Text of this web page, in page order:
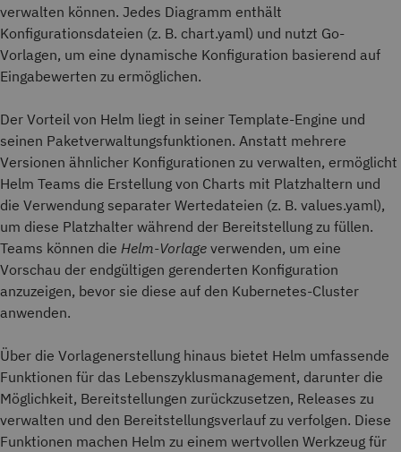
verwalten können. Jedes Diagramm enthält
Konfigurationsdateien (z. B. chart.yaml) und nutzt Go-
Vorlagen, um eine dynamische Konfiguration basierend auf
Eingabewerten zu ermöglichen.
Der Vorteil von Helm liegt in seiner Template-Engine und
seinen Paketverwaltungsfunktionen. Anstatt mehrere
Versionen ähnlicher Konfigurationen zu verwalten, ermöglicht
Helm Teams die Erstellung von Charts mit Platzhaltern und
die Verwendung separater Wertedateien (z. B. values.yaml),
um diese Platzhalter während der Bereitstellung zu füllen.
Teams können die Helm-Vorlage verwenden, um eine
Vorschau der endgültigen gerenderten Konfiguration
anzuzeigen, bevor sie diese auf den Kubernetes-Cluster
anwenden.
Über die Vorlagenerstellung hinaus bietet Helm umfassende
Funktionen für das Lebenszyklusmanagement, darunter die
Möglichkeit, Bereitstellungen zurückzusetzen, Releases zu
verwalten und den Bereitstellungsverlauf zu verfolgen. Diese
Funktionen machen Helm zu einem wertvollen Werkzeug für